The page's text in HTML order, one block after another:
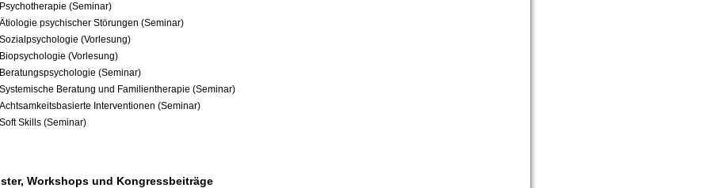
Psychotherapie (Seminar)
Ätiologie psychischer Störungen (Seminar)
Sozialpsychologie (Vorlesung)
Biopsychologie (Vorlesung)
Beratungspsychologie (Seminar)
Systemische Beratung und Familientherapie (Seminar)
Achtsamkeitsbasierte Interventionen (Seminar)
Soft Skills (Seminar)
Workshops und Kongressbeiträge